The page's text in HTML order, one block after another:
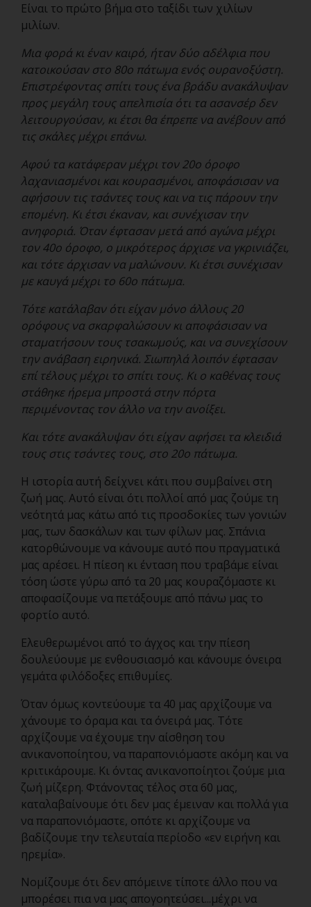
Είναι το πρώτο βήμα στο ταξίδι των χιλίων
μιλίων.
Μια φορά κι έναν καιρό, ήταν δύο αδέλφια που
κατοικούσαν στο 80ο πάτωμα ενός ουρανοξύστη.
Επιστρέφοντας σπίτι τους ένα βράδυ ανακάλυψαν
προς μεγάλη τους απελπισία ότι τα ασανσέρ δεν
λειτουργούσαν, κι έτσι θα έπρεπε να ανέβουν από
τις σκάλες μέχρι επάνω.
Αφού τα κατάφεραν μέχρι τον 20ο όροφο
λαχανιασμένοι και κουρασμένοι, αποφάσισαν να
αφήσουν τις τσάντες τους και να τις πάρουν την
επομένη. Κι έτσι έκαναν, και συνέχισαν την
ανηφοριά. Όταν έφτασαν μετά από αγώνα μέχρι
τον 40ο όροφο, ο μικρότερος άρχισε να γκρινιάζει,
και τότε άρχισαν να μαλώνουν. Κι έτσι συνέχισαν
με καυγά μέχρι το 60ο πάτωμα.
Τότε κατάλαβαν ότι είχαν μόνο άλλους 20
ορόφους να σκαρφαλώσουν κι αποφάσισαν να
σταματήσουν τους τσακωμούς, και να συνεχίσουν
την ανάβαση ειρηνικά. Σιωπηλά λοιπόν έφτασαν
επί τέλους μέχρι το σπίτι τους. Κι ο καθένας τους
στάθηκε ήρεμα μπροστά στην πόρτα
περιμένοντας τον άλλο να την ανοίξει.
Και τότε ανακάλυψαν ότι είχαν αφήσει τα κλειδιά
τους στις τσάντες τους, στο 20ο πάτωμα.
Η ιστορία αυτή δείχνει κάτι που συμβαίνει στη
ζωή μας. Αυτό είναι ότι πολλοί από μας ζούμε τη
νεότητά μας κάτω από τις προσδοκίες των γονιών
μας, των δασκάλων και των φίλων μας. Σπάνια
κατορθώνουμε να κάνουμε αυτό που πραγματικά
μας αρέσει. Η πίεση κι ένταση που τραβάμε είναι
τόση ώστε γύρω από τα 20 μας κουραζόμαστε κι
αποφασίζουμε να πετάξουμε από πάνω μας το
φορτίο αυτό.
Ελευθερωμένοι από το άγχος και την πίεση
δουλεύουμε με ενθουσιασμό και κάνουμε όνειρα
γεμάτα φιλόδοξες επιθυμίες.
Όταν όμως κοντεύουμε τα 40 μας αρχίζουμε να
χάνουμε το όραμα και τα όνειρά μας. Τότε
αρχίζουμε να έχουμε την αίσθηση του
ανικανοποίητου, να παραπονιόμαστε ακόμη και να
κριτικάρουμε. Κι όντας ανικανοποίητοι ζούμε μια
ζωή μίζερη. Φτάνοντας τέλος στα 60 μας,
καταλαβαίνουμε ότι δεν μας έμειναν και πολλά για
να παραπονιόμαστε, οπότε κι αρχίζουμε να
βαδίζουμε την τελευταία περίοδο «εν ειρήνη και
ηρεμία».
Νομίζουμε ότι δεν απόμεινε τίποτε άλλο που να
μπορέσει πια να μας απογοητεύσει...μέχρι να